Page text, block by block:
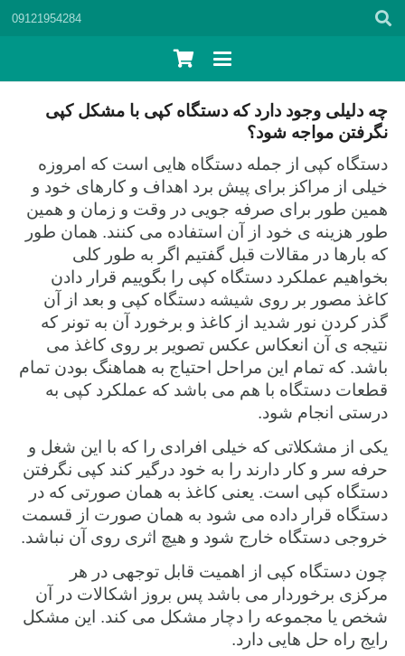
چه دلیلی وجود دارد که دستگاه کپی با مشکل کپی
نگرفتن مواجه شود؟
دستگاه کپی از جمله دستگاه هایی است که امروزه
خیلی از مراکز برای پیش برد اهداف و کارهای خود و
همین طور برای صرفه جویی در وقت و زمان و همین
طور هزینه ی خود از آن استفاده می کنند. همان طور
که بارها در مقالات قبل گفتیم اگر به طور کلی
بخواهیم عملکرد دستگاه کپی را بگوییم قرار دادن
کاغذ مصور بر روی شیشه دستگاه کپی و بعد از آن
گذر کردن نور شدید از کاغذ و برخورد آن به تونر که
نتیجه ی آن انعکاس عکس تصویر بر روی کاغذ می
باشد. که تمام این مراحل احتیاج به هماهنگ بودن تمام
قطعات دستگاه با هم می باشد که عملکرد کپی به
درستی انجام شود.
یکی از مشکلاتی که خیلی افرادی را که با این شغل و
حرفه سر و کار دارند را به خود درگیر کند کپی نگرفتن
دستگاه کپی است. یعنی کاغذ به همان صورتی که در
دستگاه قرار داده می شود به همان صورت از قسمت
خروجی دستگاه خارج شود و هیچ اثری روی آن نباشد.
چون دستگاه کپی از اهمیت قابل توجهی در هر
مرکزی برخوردار می باشد پس بروز اشکالات در آن
شخص یا مجموعه را دچار مشکل می کند. این مشکل
رایج راه حل هایی دارد.